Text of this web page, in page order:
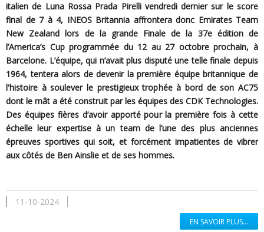
italien de Luna Rossa Prada Pirelli vendredi dernier sur le score
final de 7 à 4, INEOS Britannia affrontera donc Emirates Team
New Zealand lors de la grande Finale de la 37e édition de
l’America’s Cup programmée du 12 au 27 octobre prochain, à
Barcelone. L’équipe, qui n’avait plus disputé une telle finale depuis
1964, tentera alors de devenir la première équipe britannique de
l'histoire à soulever le prestigieux trophée à bord de son AC75
dont le mât a été construit par les équipes des CDK Technologies.
Des équipes fières d’avoir apporté pour la première fois à cette
échelle leur expertise à un team de l’une des plus anciennes
épreuves sportives qui soit, et forcément impatientes de vibrer
aux côtés de Ben Ainslie et de ses hommes.
11-10-2024
EN SAVOIR PLUS...